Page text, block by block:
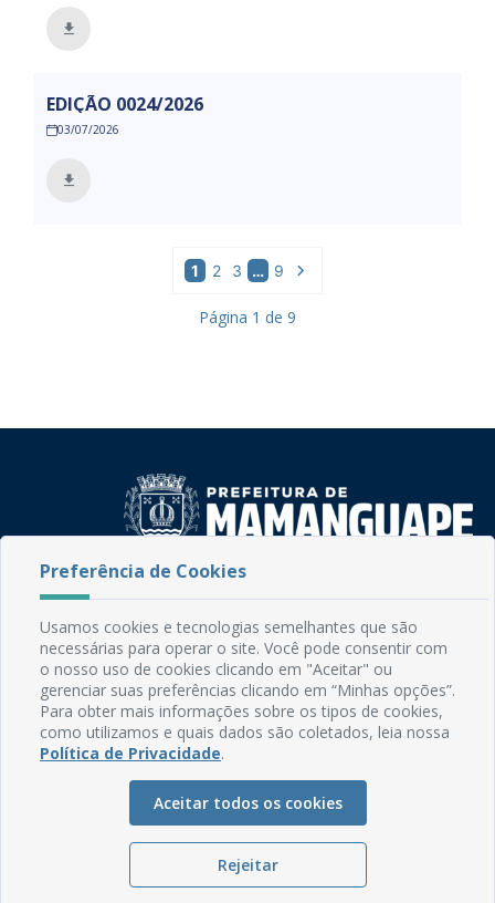
EDIÇÃO 0024/2026
03/07/2026
1 2 3 … 9
Página 1 de 9
Fone: (83) 3292-2246
Email: comunicacao@mamanguape.pb.gov.br
Expediente: Segunda à Sexta, das 08h às 13h
Mapa do Site
Manual de Navegação
Ouvidoria
Preferência de Cookies
Usamos cookies e tecnologias semelhantes que são
necessárias para operar o site. Você pode consentir com
o nosso uso de cookies clicando em "Aceitar" ou
gerenciar suas preferências clicando em “Minhas opções”.
Para obter mais informações sobre os tipos de cookies,
como utilizamos e quais dados são coletados, leia nossa
Política de Privacidade.
Aceitar todos os cookies
Rejeitar